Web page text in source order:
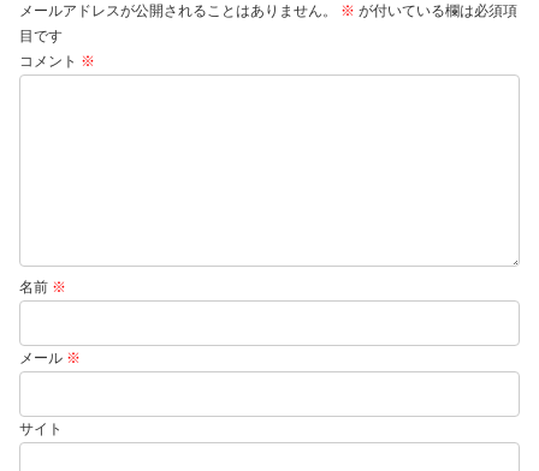
メールアドレスが公開されることはありません。 ※ が付いている欄は必須項
目です
コメント ※
名前 ※
メール ※
サイト